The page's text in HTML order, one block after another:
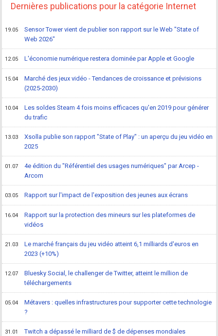
Dernières publications pour la catégorie Internet
19.05
Sensor Tower vient de publier son rapport sur le Web "State of
Web 2026"
12.05 L'économie numérique restera dominée par Apple et Google
15.04
Marché des jeux vidéo - Tendances de croissance et prévisions
(2025-2030)
10.04
Les soldes Steam 4 fois moins efficaces qu'en 2019 pour générer
du trafic
13.03
Xsolla publie son rapport "State of Play" : un aperçu du jeu vidéo en
2025
01.07
4e édition du "Référentiel des usages numériques" par Arcep -
Arcom
03.05 Rapport sur l'impact de l'exposition des jeunes aux écrans
16.04
Rapport sur la protection des mineurs sur les plateformes de
vidéos
21.03
Le marché français du jeu vidéo atteint 6,1 milliards d'euros en
2023 (+10%)
12.07
Bluesky Social, le challenger de Twitter, atteint le million de
téléchargements
05.04
Métavers : quelles infrastructures pour supporter cette technologie
?
31.01 Twitch a dépassé le milliard de $ de dépenses mondiales